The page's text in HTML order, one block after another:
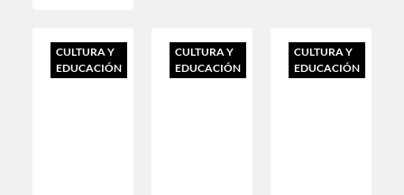
CULTURA Y
EDUCACIÓN
CULTURA Y
EDUCACIÓN
CULTURA Y
EDUCACIÓN